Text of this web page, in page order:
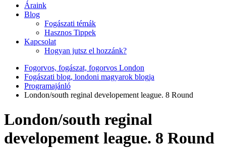
Áraink
Blog
Fogászati témák
Hasznos Tippek
Kapcsolat
Hogyan jutsz el hozzánk?
Fogorvos, fogászat, fogorvos London
Fogászati blog, londoni magyarok blogja
Programajánló
London/south reginal developement league. 8 Round
London/south reginal
developement league. 8 Round